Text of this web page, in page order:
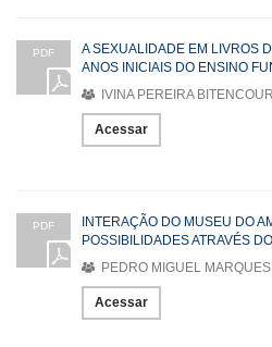
PDF
A SEXUALIDADE EM LIVROS
ANOS INICIAIS DO ENSINO
IVINA PEREIRA
Acessar
PDF
INTERAÇÃO DO MUSEU DO
POSSIBILIDADES ATRAVÉS
PEDRO MIGUEL
Acessar